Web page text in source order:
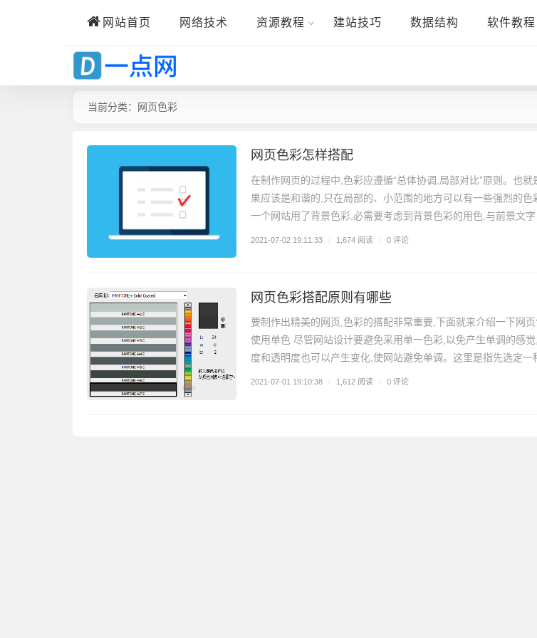
网站首页 网络技术 资源教程 建站技巧 数据结构 软件教程
当前分类：网页色彩
网页色彩怎样搭配
在制作网页的过程中,色彩应遵循“总体协调,局部对比”原则。也
果应该是和谐的,只在局部的、小范围的地方可以有一些强烈的色彩对比。 网
一个网站用了背景色彩,必需要考虑到背景色彩的用色,与前景文
2021-07-02 19:11:33 / 1,674 阅读 / 0 评论
网页色彩搭配原则有哪些
要制作出精美的网页,色彩的搭配非常重要,下面就来介绍一下网页
使用单色 尽管网站设计要避免采用单一色彩,以免产生单调的感
度和透明度也可以产生变化,使网站避免单调。这里是指先选定
2021-07-01 19:10:38 / 1,612 阅读 / 0 评论